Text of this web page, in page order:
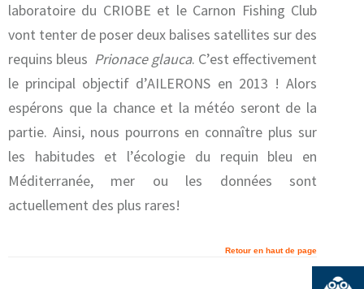
laboratoire du CRIOBE et le Carnon Fishing Club
vont tenter de poser deux balises satellites sur des
requins bleus Prionace glauca. C’est effectivement
le principal objectif d’AILERONS en 2013 ! Alors
espérons que la chance et la météo seront de la
partie. Ainsi, nous pourrons en connaître plus sur
les habitudes et l’écologie du requin bleu en
Méditerranée, mer ou les données sont
actuellement des plus rares!
Retour en haut de page